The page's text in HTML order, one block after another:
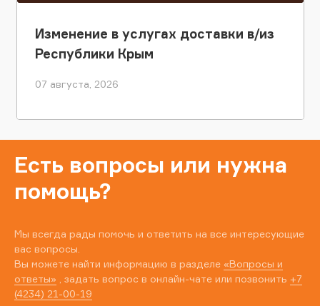
Изменение в услугах доставки в/из
Республики Крым
07 августа, 2026
Есть вопросы или нужна
помощь?
Мы всегда рады помочь и ответить на все интересующие
вас вопросы.
Вы можете найти информацию в разделе «Вопросы и
ответы» , задать вопрос в онлайн-чате или позвонить +7
(4234) 21-00-19